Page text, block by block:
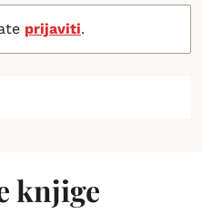
prijaviti.
knjige